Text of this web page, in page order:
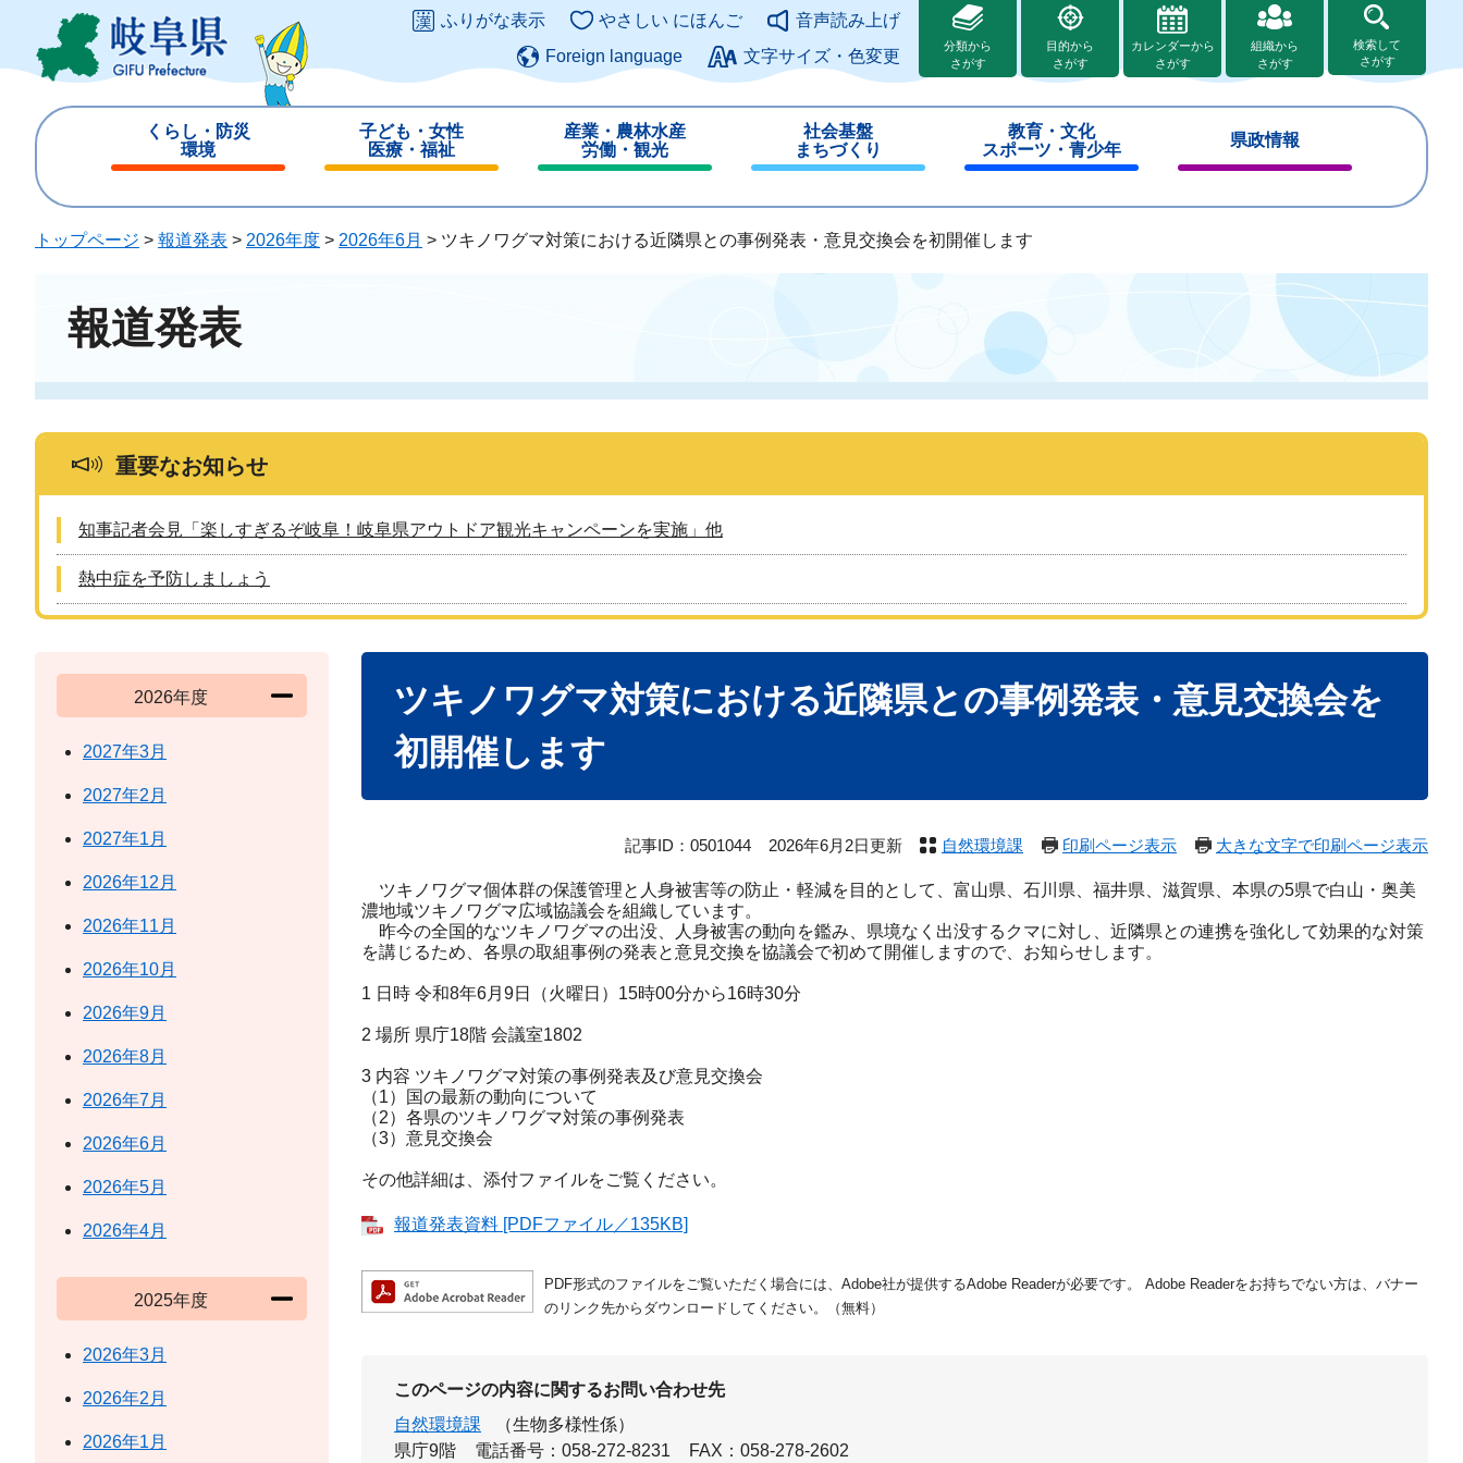
ジ
ュ
このページの本文へ
ふりがな表示 やさしい にほんご
音声読み上げ
Foreign language
文字サイズ・色変更
分類から
さがす
目的から
さがす
カレンダーから
さがす
組織から
さがす
検索して
さがす
くらし・防災
環境
じ
子ども・女性
医療・福祉
じ
る
産業・農林水産
労働・観光
じ
る
社会基盤
まちづくり
じ
る
教育・文化
スポーツ・青少年
じ
る
県政情報
じ
トップページ > 報道発表 > 2026年度 > 2026年6月 > ツキノワグマ対策における近隣県との事例発表・意見交換会を初開催します
報道発表
重要なお知らせ
知事記者会見「楽しすぎるぞ岐阜！岐阜県アウトドア観光キャンペーンを実施」他
熱中症を予防しましょう
ツキノワグマ対策における近隣県との事例発表・意見交換会を
初開催します
記事ID：0501044 2026年6月2日更新 自然環境課 印刷ページ表示 大きな文字で印刷ページ表示
ツキノワグマ個体群の保護管理と人身被害等の防止・軽減を目的として、富山県、石川県、福井県、滋賀県、本県の5県で白山・奥美
濃地域ツキノワグマ広域協議会を組織しています。
昨今の全国的なツキノワグマの出没、人身被害の動向を鑑み、県境なく出没するクマに対し、近隣県との連携を強化して効果的な対策
を講じるため、各県の取組事例の発表と意見交換を協議会で初めて開催しますので、お知らせします。
1 日時 令和8年6月9日（火曜日）15時00分から16時30分
2 場所 県庁18階 会議室1802
3 内容 ツキノワグマ対策の事例発表及び意見交換会
（1）国の最新の動向について
（2）各県のツキノワグマ対策の事例発表
（3）意見交換会
その他詳細は、添付ファイルをご覧ください。
報道発表資料 [PDFファイル／135KB]
PDF形式のファイルをご覧いただく場合には、Adobe社が提供するAdobe Readerが必要です。
Adobe Readerをお持ちでない方は、バナー
のリンク先からダウンロードしてください。（無料）
このページの内容に関するお問い合わせ先
自然環境課
（生物多様性係）
県庁9階
電話番号：058-272-8231
FAX：058-278-2602
2026年度
2027年3月
2027年2月
2027年1月
2026年12月
2026年11月
2026年10月
2026年9月
2026年8月
2026年7月
2026年6月
2026年5月
2026年4月
2025年度
2026年3月
2026年2月
2026年1月